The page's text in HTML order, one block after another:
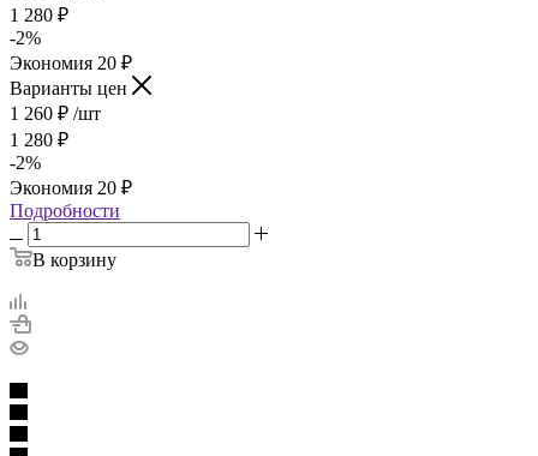
1 280 ₽
-2%
Экономия 20 ₽
Варианты цен
1 260 ₽ /шт
1 280 ₽
-2%
Экономия 20 ₽
Подробности
В корзину